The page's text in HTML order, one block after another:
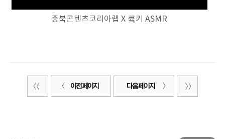
충북콘텐츠코리아랩 X 큨키 ASMR
이전 페이지 다음 페이지